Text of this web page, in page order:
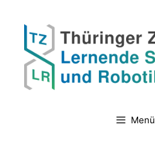
Inhalt
springen
Menü